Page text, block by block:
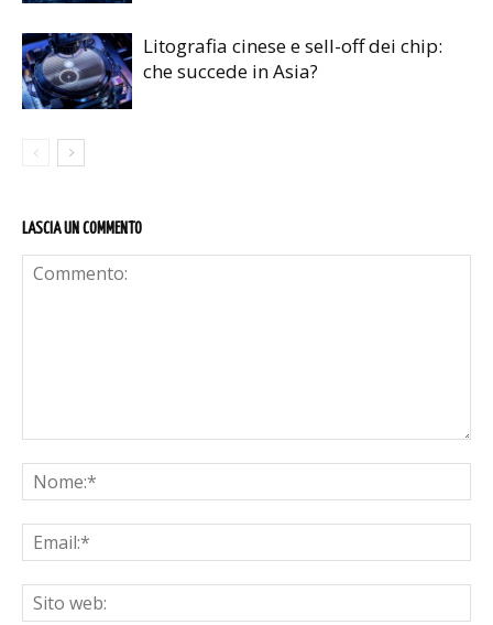
Litografia cinese e sell-off dei chip:
che succede in Asia?
LASCIA UN COMMENTO